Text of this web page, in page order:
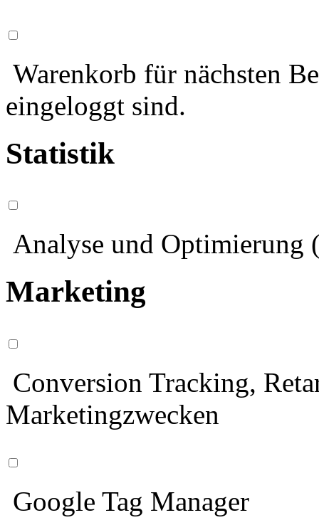
Warenkorb für nächsten
eingeloggt sind.
Statistik
Analyse und Optimierung
Marketing
Conversion Tracking,
Marketingzwecken
Google Tag Manager